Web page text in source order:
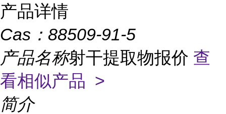
产品详情
Cas： 88509-91-5
产品名称射干提取物报价 查
看相似产品 >
简介